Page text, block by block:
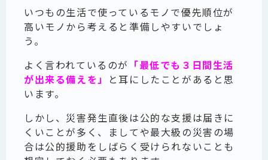
いつもの生活で使っているモノで優先順位が
高いモノから考えると準備しやすいでしょ
う。
よく言われているのが 「最低でも３日間生活
が出来る備えを」
と耳にしたことがあると思
います。
しかし、災害発生直後は公的な支援は届きに
くいことが多く、ましてや最大級の災害の場
合は公的援助をしばらく受けられないことも